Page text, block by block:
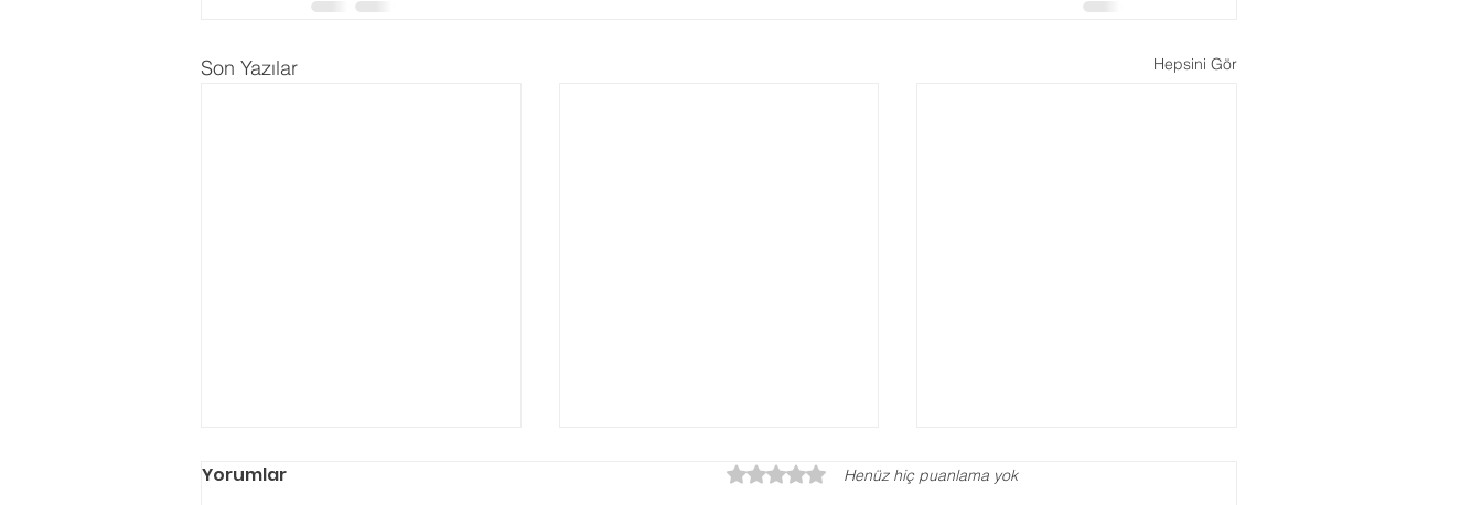
Son Yazılar Hepsini Gör
Yorumlar 5 üzerinden 0 yıldızHenüz hiç puanlama yok